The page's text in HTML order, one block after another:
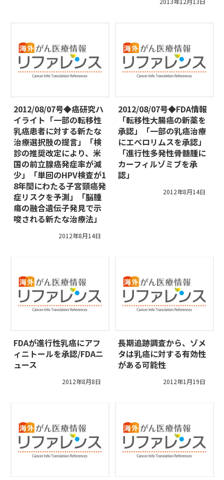
2012/08/07号◆癌研究ハ
イライト「一部の転移性
乳癌患者に対する新たな
治療選択肢の提言」「検
診の推奨改定により、米
国の前立腺癌発症率が減
少」「単回のHPV検査が1
8年間にわたる子宮頸癌発
症リスクを予測」「脳腫
瘍の融合遺伝子発見で示
唆される新たな治療法」
2012年8月14日
2012/08/07号◆FDA情報
「転移性大腸癌の新薬を
承認」「一部の乳癌治療
にエベロリムスを承認」
「進行性多発性骨髄腫に
カーフィルゾミブを承
認」
2012年8月14日
FDAが進行性乳癌にアフ
ィニトールを承認/FDAニ
ュース
2012年8月8日
長期追跡調査から、ゾメ
タは乳癌に対する有効性
がある可能性
2012年1月19日